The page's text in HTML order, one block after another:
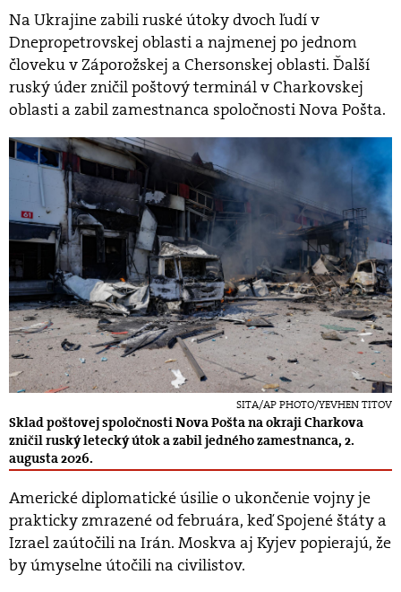
Na Ukrajine zabili ruské útoky dvoch ľudí v
Dnepropetrovskej oblasti a najmenej po jednom
človeku v Záporožskej a Chersonskej oblasti. Ďalší
ruský úder zničil poštový terminál v Charkovskej
oblasti a zabil zamestnanca spoločnosti Nova Pošta.
SITA/AP PHOTO/YEVHEN TITOV
Sklad poštovej spoločnosti Nova Pošta na okraji Charkova
zničil ruský letecký útok a zabil jedného zamestnanca, 2.
augusta 2026.
Americké diplomatické úsilie o ukončenie vojny je
prakticky zmrazené od februára, keď Spojené štáty a
Izrael zaútočili na Irán. Moskva aj Kyjev popierajú, že
by úmyselne útočili na civilistov.